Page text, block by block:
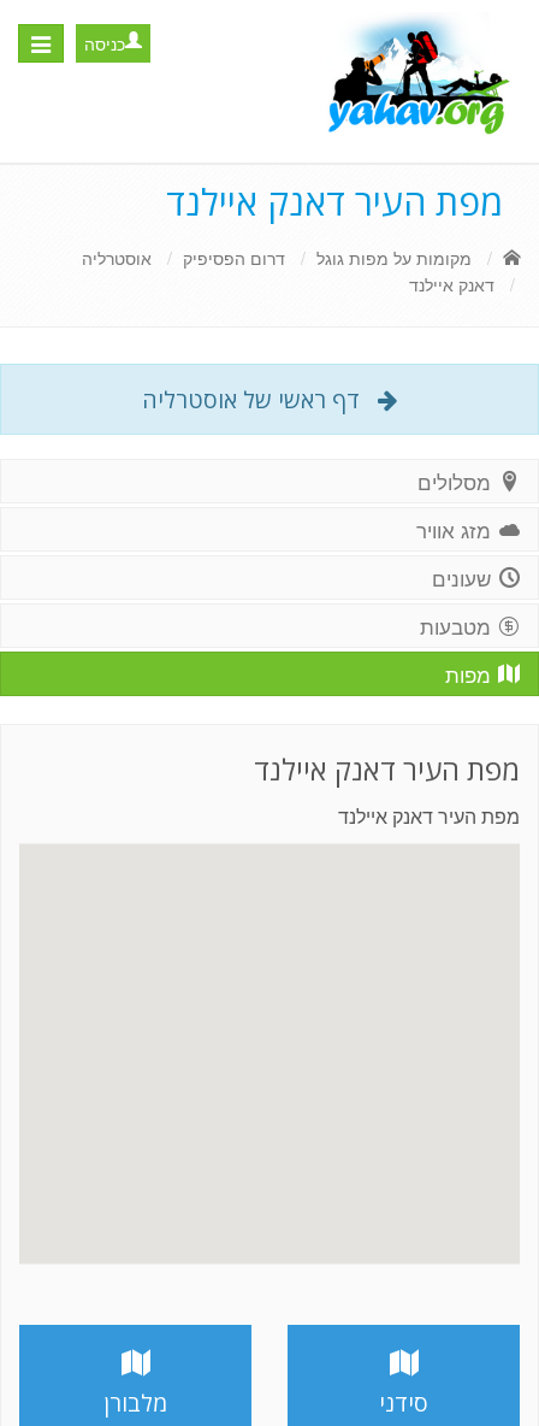
Toggle
כניסה
מפת העיר דאנק איילנד
מקומות על מפות גוגל דרום הפסיפיק
אוסטרליה
דאנק איילנד
דף ראשי של אוסטרליה
מסלולים
מזג אוויר
שעונים
מטבעות
מפות
מפת העיר דאנק איילנד
מפת העיר דאנק איילנד
סידני מלבורן